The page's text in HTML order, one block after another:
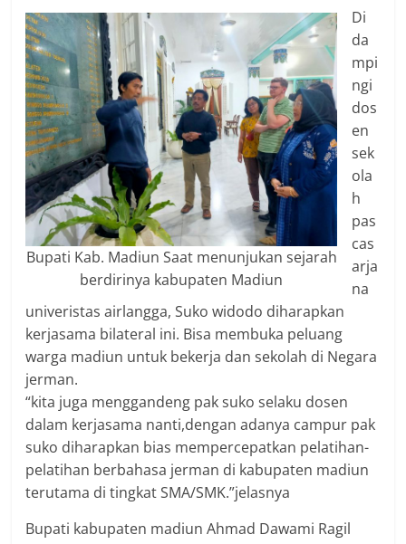
Bupati Kab. Madiun Saat menunjukan sejarah
berdirinya kabupaten Madiun
Di
da
mpi
ngi
dos
en
sek
ola
h
pas
cas
arja
na
univeristas airlangga, Suko widodo diharapkan
kerjasama bilateral ini. Bisa membuka peluang
warga madiun untuk bekerja dan sekolah di Negara
jerman.
“kita juga menggandeng pak suko selaku dosen
dalam kerjasama nanti,dengan adanya campur pak
suko diharapkan bias mempercepatkan pelatihan-
pelatihan berbahasa jerman di kabupaten madiun
terutama di tingkat SMA/SMK.”jelasnya
Bupati kabupaten madiun Ahmad Dawami Ragil